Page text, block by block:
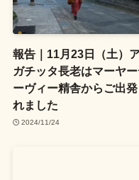
報告｜11月23日（土）
ガチッタ長老はマーヤ
ーヴィー精舎からご出発
れました
2024/11/24